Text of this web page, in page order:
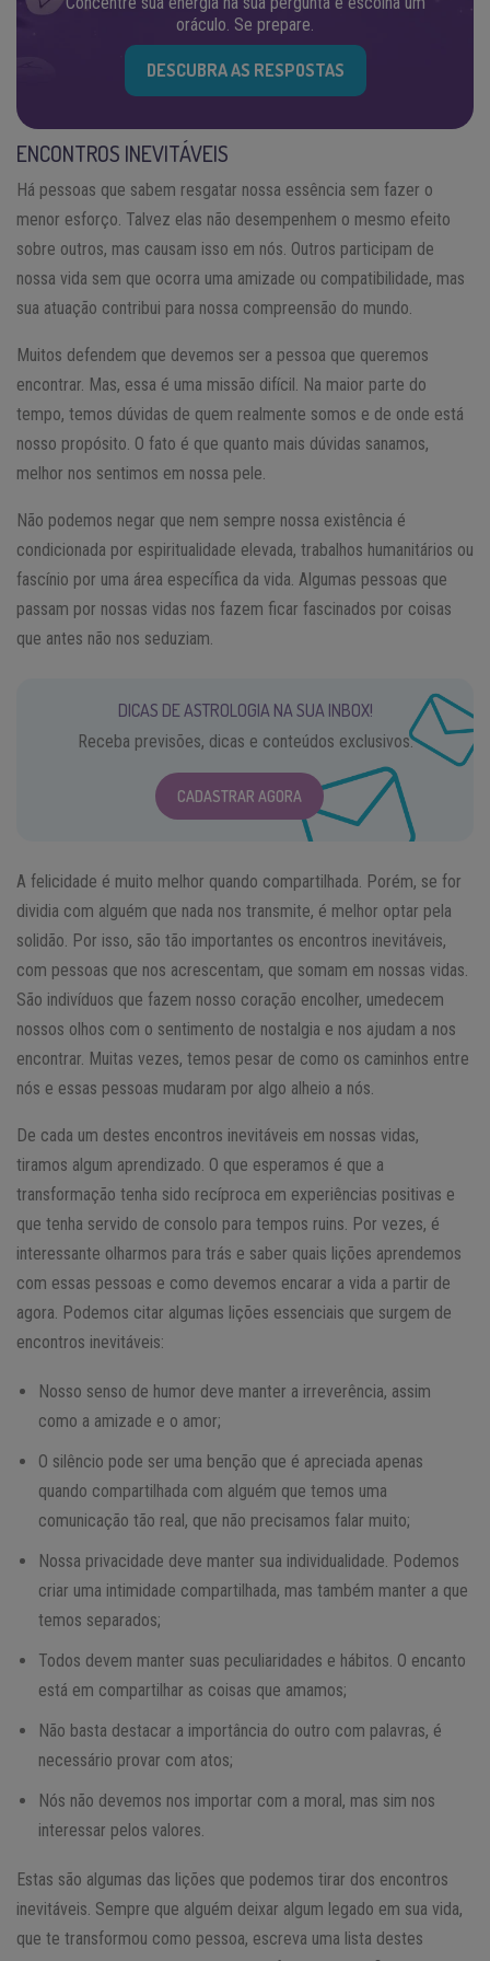
oráculo. Se prepare.
DESCUBRA AS RESPOSTAS
ENCONTROS INEVITÁVEIS
Há pessoas que sabem resgatar nossa essência sem fazer o
menor esforço. Talvez elas não desempenhem o mesmo efeito
sobre outros, mas causam isso em nós. Outros participam de
nossa vida sem que ocorra uma amizade ou compatibilidade, mas
sua atuação contribui para nossa compreensão do mundo.
Muitos defendem que devemos ser a pessoa que queremos
encontrar. Mas, essa é uma missão difícil. Na maior parte do
tempo, temos dúvidas de quem realmente somos e de onde está
nosso propósito. O fato é que quanto mais dúvidas sanamos,
melhor nos sentimos em nossa pele.
Não podemos negar que nem sempre nossa existência é
condicionada por espiritualidade elevada, trabalhos humanitários ou
fascínio por uma área específica da vida. Algumas pessoas que
passam por nossas vidas nos fazem ficar fascinados por coisas
que antes não nos seduziam.
DICAS DE ASTROLOGIA NA SUA INBOX!
Receba previsões, dicas e conteúdos exclusivos.
CADASTRAR AGORA
A felicidade é muito melhor quando compartilhada. Porém, se for
dividia com alguém que nada nos transmite, é melhor optar pela
solidão. Por isso, são tão importantes os encontros inevitáveis,
com pessoas que nos acrescentam, que somam em nossas vidas.
São indivíduos que fazem nosso coração encolher, umedecem
nossos olhos com o sentimento de nostalgia e nos ajudam a nos
encontrar. Muitas vezes, temos pesar de como os caminhos entre
nós e essas pessoas mudaram por algo alheio a nós.
De cada um destes encontros inevitáveis em nossas vidas,
tiramos algum aprendizado. O que esperamos é que a
transformação tenha sido recíproca em experiências positivas e
que tenha servido de consolo para tempos ruins. Por vezes, é
interessante olharmos para trás e saber quais lições aprendemos
com essas pessoas e como devemos encarar a vida a partir de
agora. Podemos citar algumas lições essenciais que surgem de
encontros inevitáveis:
Nosso senso de humor deve manter a irreverência, assim
como a amizade e o amor;
O silêncio pode ser uma benção que é apreciada apenas
quando compartilhada com alguém que temos uma
comunicação tão real, que não precisamos falar muito;
Nossa privacidade deve manter sua individualidade. Podemos
criar uma intimidade compartilhada, mas também manter a que
temos separados;
Todos devem manter suas peculiaridades e hábitos. O encanto
está em compartilhar as coisas que amamos;
Não basta destacar a importância do outro com palavras, é
necessário provar com atos;
Nós não devemos nos importar com a moral, mas sim nos
interessar pelos valores.
Estas são algumas das lições que podemos tirar dos encontros
inevitáveis. Sempre que alguém deixar algum legado em sua vida,
que te transformou como pessoa, escreva uma lista destes